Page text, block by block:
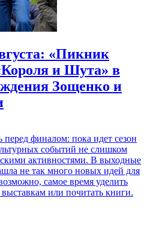
«Пикник
и Шута» в
Зощенко и
финалом: пока идет сезон
событий не слишком
активностями. В выходные
не так много новых идей для
самое время уделить
или почитать книги.